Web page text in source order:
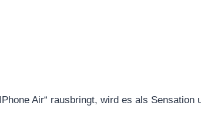
Air“ rausbringt, wird es als Sensation